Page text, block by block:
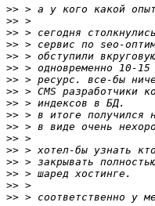
>>
>>
>>
>>
>>
>>
>>
>>
>>
>>
>>
>>
>>
>>
>>
>>
>>